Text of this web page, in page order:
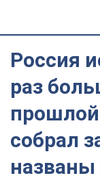
Россия
раз
собрал